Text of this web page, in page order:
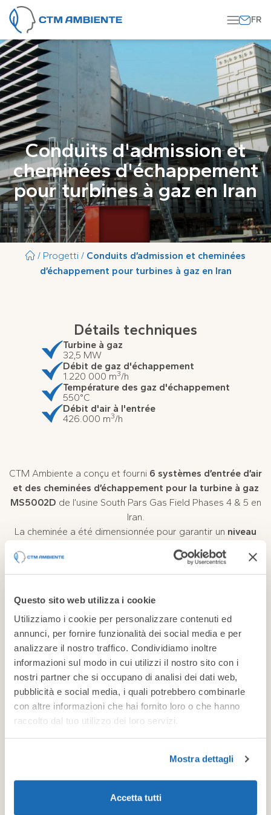
Questo sito web utilizza i cookie
Utilizziamo i cookie per personalizzare contenuti ed
annunci, per fornire funzionalità dei social media e per
analizzare il nostro traffico. Condividiamo inoltre
informazioni sul modo in cui utilizzi il nostro sito con i
nostri partner che si occupano di analisi dei dati web,
pubblicità e social media, i quali potrebbero combinarle
con altre informazioni che hai fornito loro o che hanno
raccolto dal tuo utilizzo dei loro servizi.
Mostra dettagli
Accetta tutti
Aller au contenu
Conduits d'admission et
cheminées d'échappement
pour turbines à gaz en Iran
/ Progetti / Conduits d’admission et cheminées
d’échappement pour turbines à gaz en Iran
Détails techniques
Turbine à gaz
32,5 MW
Débit de gaz d'échappement
1.220 000 m3/h
Température des gaz d'échappement
550°C
Débit d'air à l'entrée
426.000 m3/h
CTM Ambiente a conçu et fourni 6 systèmes d’entrée d’air
et des cheminées d’échappement pour la turbine à gaz
MS5002D de l’usine South Pars Gas Field Phases 4 & 5 en
Iran.
La cheminée a été dimensionnée pour garantir un niveau
de pression acoustique ne dépassant pas 85 dB(A) à
DÉCOUVREZ D'AUTRES
PROJETS RÉALISÉS EN
ITALIE ET DANS LE
MONDE ENTIER
Conduit d'admission
et cheminée